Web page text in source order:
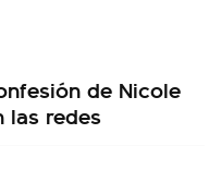
de Nicole
las redes